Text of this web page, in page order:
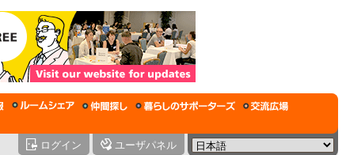
ログイン ユーザパネル